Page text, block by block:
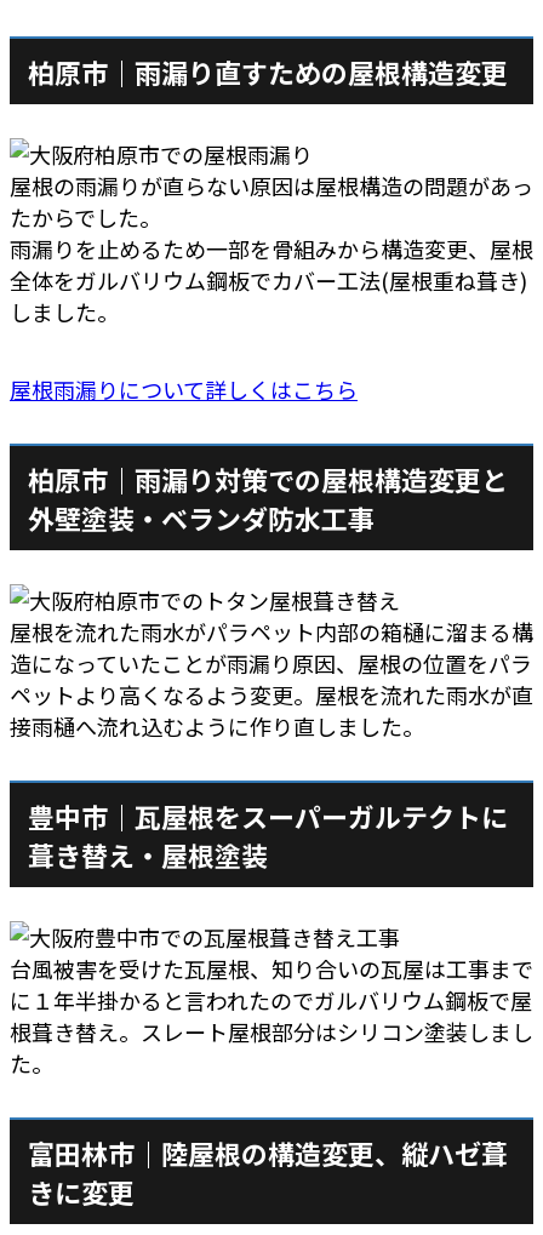
柏原市｜雨漏り直すための屋根構造変更
屋根の雨漏りが直らない原因は屋根構造の問題があっ
たからでした。
雨漏りを止めるため一部を骨組みから構造変更、屋根
全体をガルバリウム鋼板でカバー工法(屋根重ね葺き)
しました。
屋根雨漏りについて詳しくはこちら
柏原市｜雨漏り対策での屋根構造変更と
外壁塗装・ベランダ防水工事
屋根を流れた雨水がパラペット内部の箱樋に溜まる構
造になっていたことが雨漏り原因、屋根の位置をパラ
ペットより高くなるよう変更。屋根を流れた雨水が直
接雨樋へ流れ込むように作り直しました。
豊中市｜瓦屋根をスーパーガルテクトに
葺き替え・屋根塗装
台風被害を受けた瓦屋根、知り合いの瓦屋は工事まで
に１年半掛かると言われたのでガルバリウム鋼板で屋
根葺き替え。スレート屋根部分はシリコン塗装しまし
た。
富田林市｜陸屋根の構造変更、縦ハゼ葺
きに変更